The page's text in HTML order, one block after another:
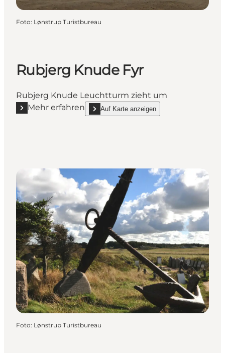
Foto: Lønstrup Turistbureau
Rubjerg Knude Fyr
Rubjerg Knude Leuchtturm zieht um
Mehr erfahren
Mehr erfahren "Rubjerg Knude Fyr"
Auf Karte anzeigen
show Rubjerg Knude Fyr on_map
Foto: Lønstrup Turistbureau